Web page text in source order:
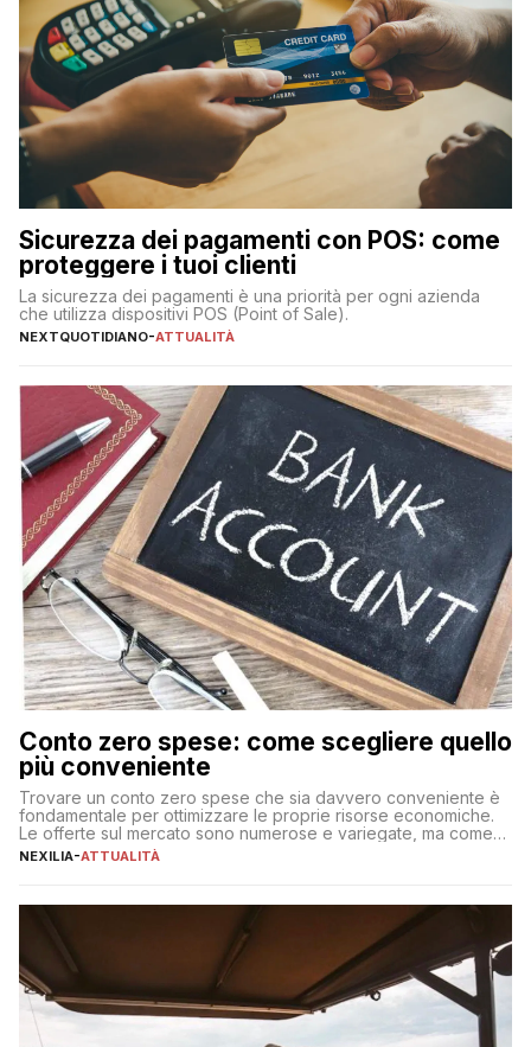
Sicurezza dei pagamenti con POS: come
proteggere i tuoi clienti
La sicurezza dei pagamenti è una priorità per ogni azienda
che utilizza dispositivi POS (Point of Sale).
NEXTQUOTIDIANO-ATTUALITÀ
Conto zero spese: come scegliere quello
più conveniente
Trovare un conto zero spese che sia davvero conveniente è
fondamentale per ottimizzare le proprie risorse economiche.
Le offerte sul mercato sono numerose e variegate, ma come
individuare quella più adatta alle proprie esigenze senza
sul […]
NEXILIA-ATTUALITÀ